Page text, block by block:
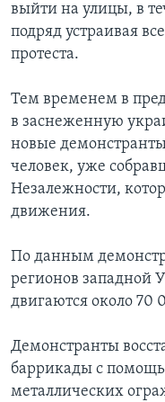
выйти на улицы, в
подряд устраивая
протеста.
Тем временем в
в заснеженную
новые
человек, уже
Незалежности,
движения.
По данным
регионов западной
двигаются около 70
Демонстранты
баррикады с
металлических